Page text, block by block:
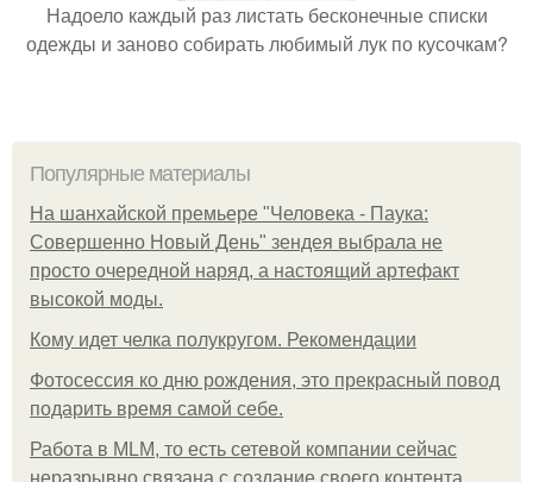
Надоело каждый раз листать бесконечные списки
одежды и заново собирать любимый лук по кусочкам?
Популярные материалы
На шанхайской премьере "Человека - Паука:
Совершенно Новый День" зендея выбрала не
просто очередной наряд, а настоящий артефакт
высокой моды.
Кому идет челка полукругом. Рекомендации
Фотосессия ко дню рождения, это прекрасный повод
подарить время самой себе.
Работа в MLM, то есть сетевой компании сейчас